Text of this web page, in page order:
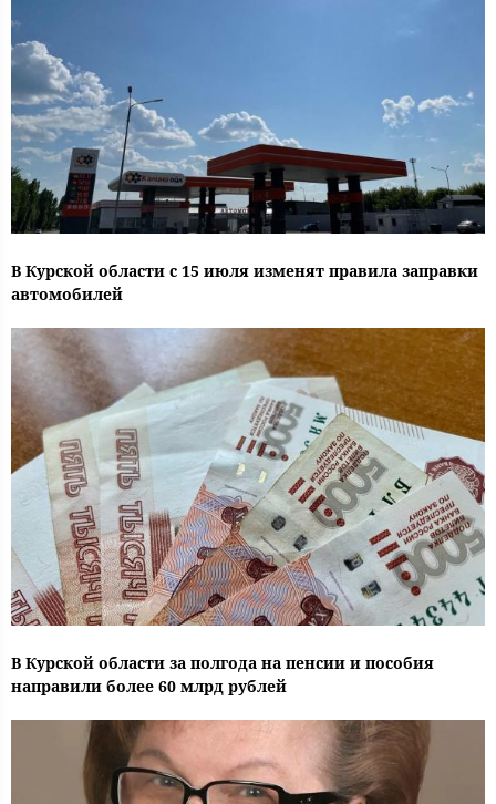
В Курской области с 15 июля изменят правила заправки
автомобилей
В Курской области за полгода на пенсии и пособия
направили более 60 млрд рублей